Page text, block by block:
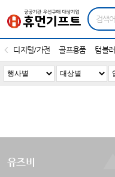
디지털/가전 골프용품 텀블러
유즈비